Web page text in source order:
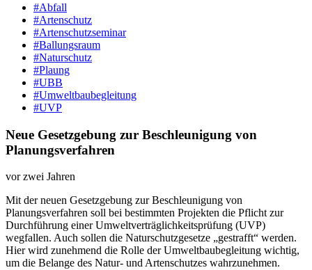
#Abfall
#Artenschutz
#Artenschutzseminar
#Ballungsraum
#Naturschutz
#Plaung
#UBB
#Umweltbaubegleitung
#UVP
Neue Gesetzgebung zur Beschleunigung von
Planungsverfahren
vor zwei Jahren
Mit der neuen Gesetzgebung zur Beschleunigung von
Planungsverfahren soll bei bestimmten Projekten die Pflicht zur
Durchführung einer Umweltverträglichkeitsprüfung (UVP)
wegfallen. Auch sollen die Naturschutzgesetze „gestrafft“ werden.
Hier wird zunehmend die Rolle der Umweltbaubegleitung wichtig,
um die Belange des Natur- und Artenschutzes wahrzunehmen.